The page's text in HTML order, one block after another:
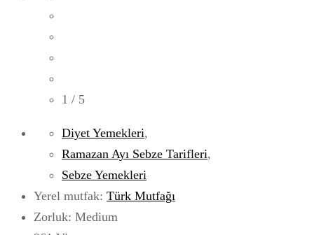
1 / 5
Diyet Yemekleri,
Ramazan Ayı Sebze Tarifleri,
Sebze Yemekleri
Yerel mutfak: Türk Mutfağı
Zorluk: Medium